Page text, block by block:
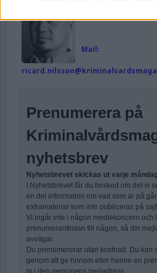
Publicerad av
Läs alla artiklar av
Mail:
Prenumerera på
nyhetsbrev
Nyhetsbrevet skickas ut varje
I Nyhetsbrevet får du besked om det vi
en del information om vad som är på
extramaterial som inte publiceras på
Vi ingår inte i någon mediekoncern och
prenumerantlistan till någon, så din
avvägar.
Du prenumererar utan kostnad. Du kan
genom att ge honom eller henne en
in i den personens mejladress.